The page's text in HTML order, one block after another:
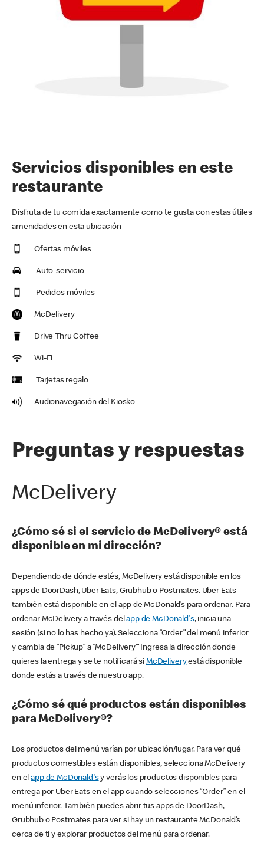
Servicios disponibles en este
restaurante
Disfruta de tu comida exactamente como te gusta con estas útiles
amenidades en esta ubicación
Ofertas móviles
Auto-servicio
Pedidos móviles
McDelivery
Drive Thru Coffee
Wi-Fi
Tarjetas regalo
Audionavegación del Kiosko
Preguntas y respuestas
McDelivery
¿Cómo sé si el servicio de McDelivery® está
disponible en mi dirección?
Dependiendo de dónde estés, McDelivery está disponible en los
apps de DoorDash, Uber Eats, Grubhub o Postmates. Uber Eats
también está disponible en el app de McDonald’s para ordenar. Para
ordenar McDelivery a través delapp de McDonald's, inicia una
sesión (si no lo has hecho ya). Selecciona “Order” del menú inferior
y cambia de “Pickup” a “McDelivery’” Ingresa la dirección donde
quieres la entrega y se te notificará si McDeliveryestá disponible
donde estás a través de nuestro app.
¿Cómo sé qué productos están disponibles
para McDelivery®?
Los productos del menú varían por ubicación/lugar. Para ver qué
productos comestibles están disponibles, selecciona McDelivery
en elapp de McDonald'sy verás los productos disponibles para
entrega por Uber Eats en el app cuando selecciones “Order” en el
menú inferior. También puedes abrir tus apps de DoorDash,
Grubhub o Postmates para ver si hay un restaurante McDonald’s
cerca de ti y explorar productos del menú para ordenar.